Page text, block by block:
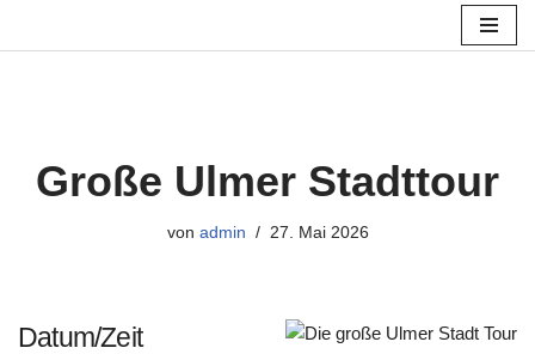
Große Ulmer Stadttour
von admin 27. Mai 2026
Datum/Zeit